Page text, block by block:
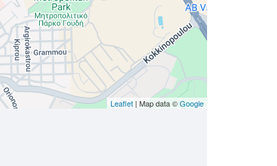
Leaflet | Map data ©Google